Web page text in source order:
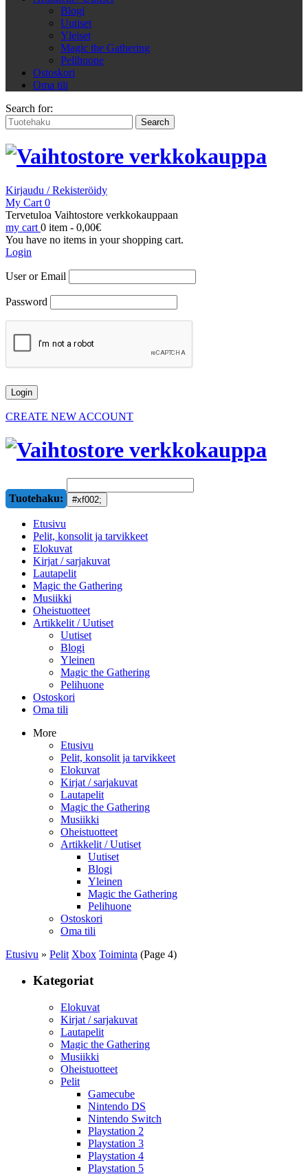
Blogi
Uutiset
Yleiset
Magic the Gathering
Pelihuone
Ostoskori
Oma tili
Search for:
Kirjaudu / Rekisteröidy
My Cart 0
Tervetuloa Vaihtostore verkkokauppaan
my cart 0 item - 0,00€
You have no items in your shopping cart.
Login
User or Email
Password
CREATE NEW ACCOUNT
Tuotehaku:
Etusivu
Pelit, konsolit ja tarvikkeet
Elokuvat
Kirjat / sarjakuvat
Lautapelit
Magic the Gathering
Musiikki
Oheistuotteet
Artikkelit / Uutiset
Uutiset
Blogi
Yleinen
Magic the Gathering
Pelihuone
Ostoskori
Oma tili
More
Etusivu
Pelit, konsolit ja tarvikkeet
Elokuvat
Kirjat / sarjakuvat
Lautapelit
Magic the Gathering
Musiikki
Oheistuotteet
Artikkelit / Uutiset
Uutiset
Blogi
Yleinen
Magic the Gathering
Pelihuone
Ostoskori
Oma tili
Etusivu » Pelit Xbox Toiminta (Page 4)
Kategoriat
Elokuvat
Kirjat / sarjakuvat
Lautapelit
Magic the Gathering
Musiikki
Oheistuotteet
Pelit
Gamecube
Nintendo DS
Nintendo Switch
Playstation 2
Playstation 3
Playstation 4
Playstation 5